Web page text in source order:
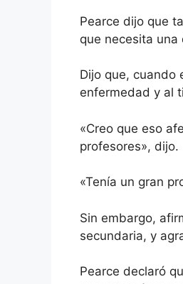
Pearce dijo que
que necesita una
Dijo que, cuando
enfermedad y al
«Creo que eso
profesores», dijo.
«Tenía un gran
Sin embargo,
secundaria, y
Pearce declaró